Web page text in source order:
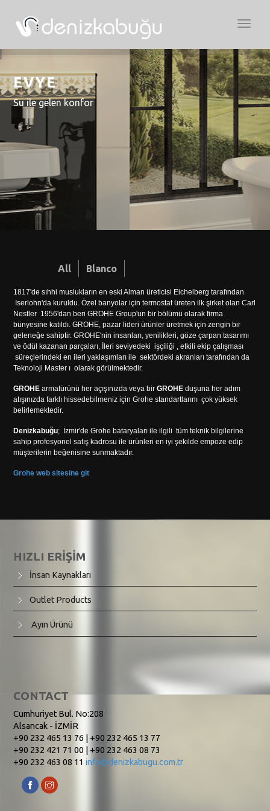
Açılır
EVYE
Su ile gelen konfor
All Blanco
1817'de sıhhi muslukların en eski Alman üreticisi Eichelberg tarafından
Iserlohn'da kuruldu. Özel banyolar için termostat üreten ilk şirket olan Carl
Nestler 1956'dan beri GROHE Group'un bir bölümü olarak firma
bünyesine katıldı. GROHE, pazar lideri ürünler üretmek için zengin bir
geleneğe sahiptir. GROHE'nin insanları, yenilikleri, göze çarpan tasarımı
ve ödül kazanan parçaları, İleri seviyedeki işçiliği , etkili ekip çalışması
süreçlerindeki en ileri yaklaşımları ile sektördeki akranları tarafından da
Teknoloji Master ı olarak görülmektedir.
GROHE armatürünü her açışınızda veya bir GROHE duşuna her adım
atışınızda farklı hissedebilmeniz için Grohe standartlarını çok yüksek
belirlemektedir.
Denizkabuğu; İzmir'de Grohe bataryaları ile ilgili tüm teknik bilgilerine
sahip profesyonel satış kadrosu ile ürünleri en iyi şekilde empoze edip
müşterilerin beğenisine sunmaktadır.
Grohe web sitesine git
HIZLI ERİŞİM
İnsan Kaynakları
Outlet Products
Ayın Ürünü
CONTACT
Cumhuriyet Bul. No:208
Alsancak - İZMİR
+90 232 465 13 76 | +90 232 465 13 77
+90 232 421 71 00 | +90 232 463 08 73
+90 232 463 08 11 info@denizkabugu.com.tr